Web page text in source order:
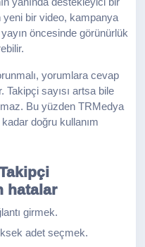
yeni bir video, kampanya
öncesinde görünürlük
yorumlara cevap
Takipçi sayısı artsa bile
Bu yüzden TRMedya
doğru kullanım
hatalar
girmek.
adet seçmek.